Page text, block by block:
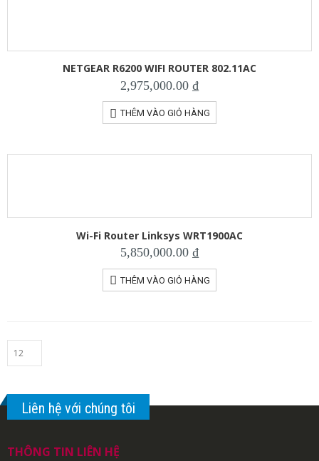
NETGEAR R6200 WIFI ROUTER 802.11AC
2,975,000.00 ₫
THÊM VÀO GIỎ HÀNG
Wi-Fi Router Linksys WRT1900AC
5,850,000.00 ₫
THÊM VÀO GIỎ HÀNG
Liên hệ với chúng tôi
THÔNG TIN LIÊN HỆ